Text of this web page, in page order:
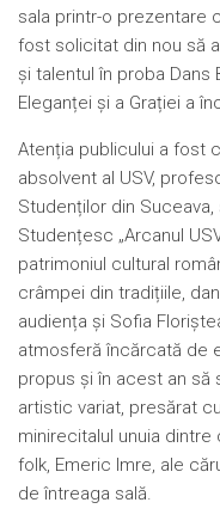
sala printr-o prezentare
fost solicitat din nou să
și talentul în proba Dans
Eleganței și a Grației a
Atenția publicului a fost
absolvent al USV,
Studenților din
Studențesc „Arcanul
patrimoniul cultural
crâmpei din tradițiile,
audiența și Sofia
atmosferă încărcată de
propus și în acest an să
artistic variat, presărat
minirecitalul unuia
folk, Emeric Imre, ale
de întreaga sală.